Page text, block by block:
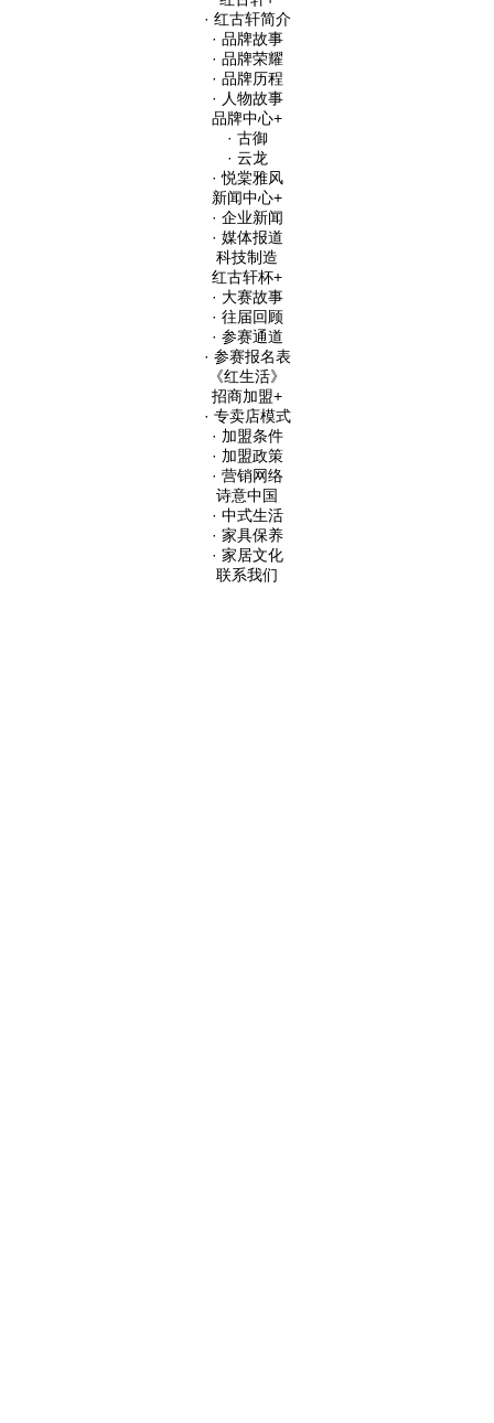
· 红古轩简介
· 品牌故事
· 品牌荣耀
· 品牌历程
· 人物故事
品牌中心+
· 古御
· 云龙
· 悦棠雅风
新闻中心+
· 企业新闻
· 媒体报道
科技制造
红古轩杯+
· 大赛故事
· 往届回顾
· 参赛通道
· 参赛报名表
《红生活》
招商加盟+
· 专卖店模式
· 加盟条件
· 加盟政策
· 营销网络
诗意中国
· 中式生活
· 家具保养
· 家居文化
联系我们